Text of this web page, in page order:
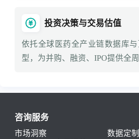
投资决策与交易估值
依托全球医药全产业链数据库
型，为并购、融资、IPO提供全
咨询服务
市场洞察
数据定制